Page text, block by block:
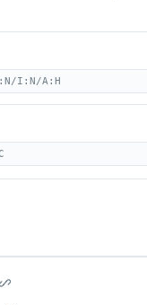
I:N/A:H